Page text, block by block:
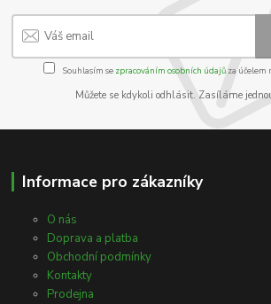
Souhlasím se zpracováním osobních údajůza účelem
Můžete se kdykoli odhlásit. Zasíláme
Informace pro zákazníky
O nás
Doprava a platba
Obchodní podmínky
Kontakty
Prodejna